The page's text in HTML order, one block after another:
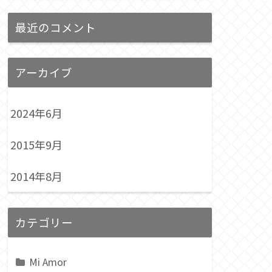
最近のコメント
アーカイブ
2024年6月
2015年9月
2014年8月
カテゴリー
Mi Amor